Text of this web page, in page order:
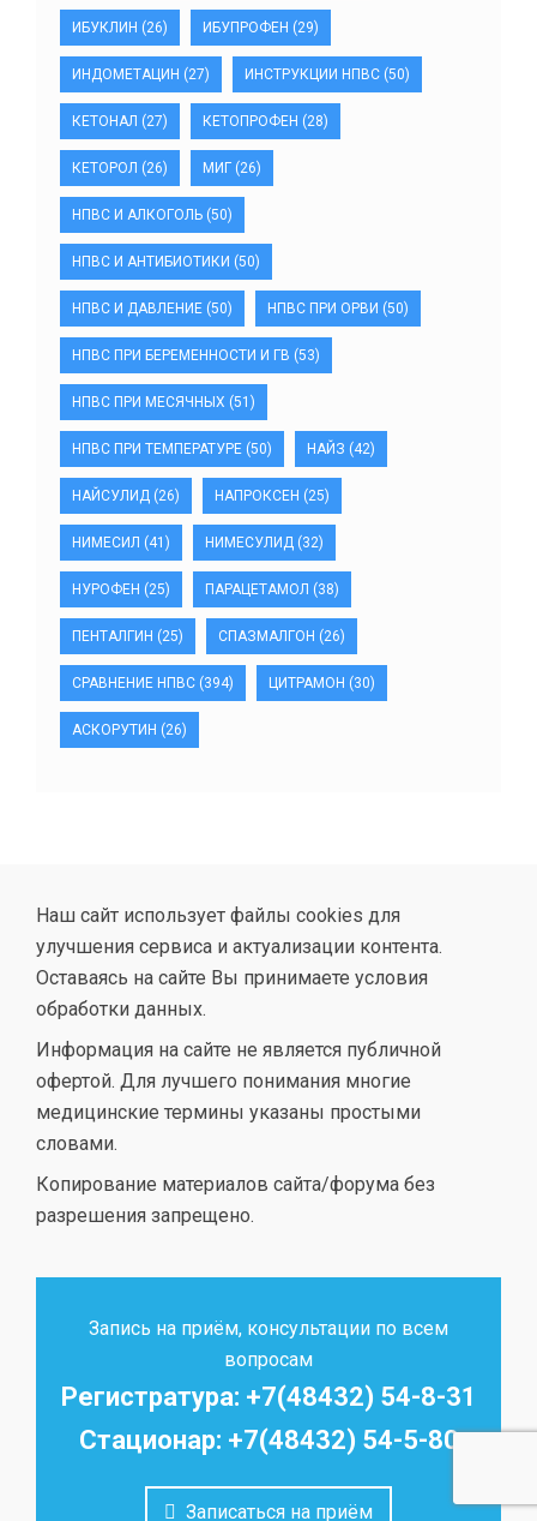
ИБУКЛИН (26) ИБУПРОФЕН (29)
ИНДОМЕТАЦИН (27) ИНСТРУКЦИИ НПВС (50)
КЕТОНАЛ (27) КЕТОПРОФЕН (28)
КЕТОРОЛ (26) МИГ (26)
НПВС И АЛКОГОЛЬ (50)
НПВС И АНТИБИОТИКИ (50)
НПВС И ДАВЛЕНИЕ (50) НПВС ПРИ ОРВИ (50)
НПВС ПРИ БЕРЕМЕННОСТИ И ГВ (53)
НПВС ПРИ МЕСЯЧНЫХ (51)
НПВС ПРИ ТЕМПЕРАТУРЕ (50) НАЙЗ (42)
НАЙСУЛИД (26) НАПРОКСЕН (25)
НИМЕСИЛ (41) НИМЕСУЛИД (32)
НУРОФЕН (25) ПАРАЦЕТАМОЛ (38)
ПЕНТАЛГИН (25) СПАЗМАЛГОН (26)
СРАВНЕНИЕ НПВС (394) ЦИТРАМОН (30)
АСКОРУТИН (26)
Наш сайт использует файлы cookies для
улучшения сервиса и актуализации контента.
Оставаясь на сайте Вы принимаете условия
обработки данных.
Информация на сайте не является публичной
офертой. Для лучшего понимания многие
медицинские термины указаны простыми
словами.
Копирование материалов сайта/форума без
разрешения запрещено.
Запись на приём, консультации по всем
вопросам
Регистратура: +7(48432) 54-8-31
Стационар: +7(48432) 54-5-80
Записаться на приём